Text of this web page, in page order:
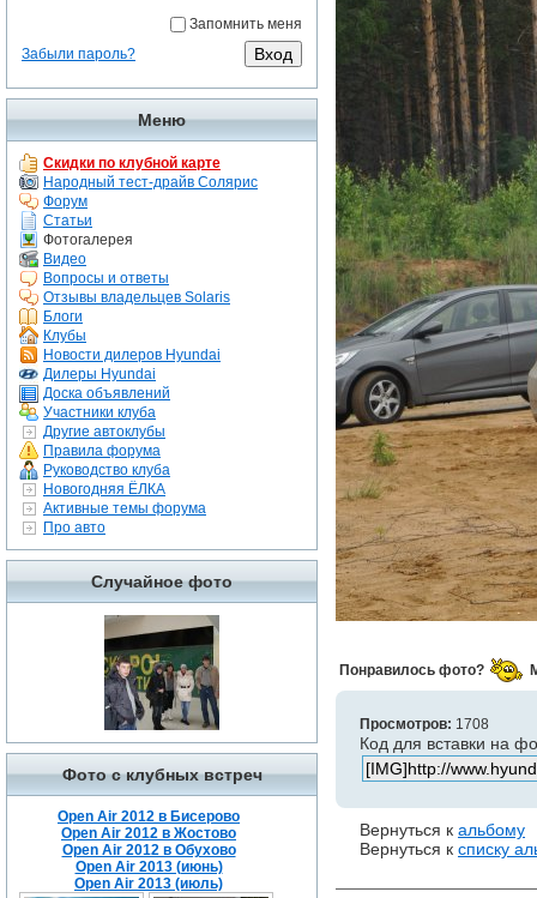
Запомнить меня
Забыли пароль?
Меню
Скидки по клубной карте
Народный тест-драйв Солярис
Форум
Статьи
Фотогалерея
Видео
Вопросы и ответы
Отзывы владельцев Solaris
Блоги
Клубы
Новости дилеров Hyundai
Дилеры Hyundai
Доска объявлений
Участники клуба
Другие автоклубы
Правила форума
Руководство клуба
Новогодняя ЁЛКА
Активные темы форума
Про авто
Случайное фото
Фото с клубных встреч
Open Air 2012 в Бисерово
Open Air 2012 в Жостово
Open Air 2012 в Обухово
Open Air 2013 (июнь)
Open Air 2013 (июль)
Понравилось фото?
Просмотров: 1708
Код для вставки на
Вернуться к альбому
Вернуться к списку